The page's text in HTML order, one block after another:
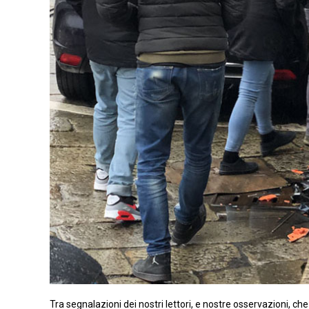
Tra segnalazioni dei nostri lettori, e nostre osservazioni,